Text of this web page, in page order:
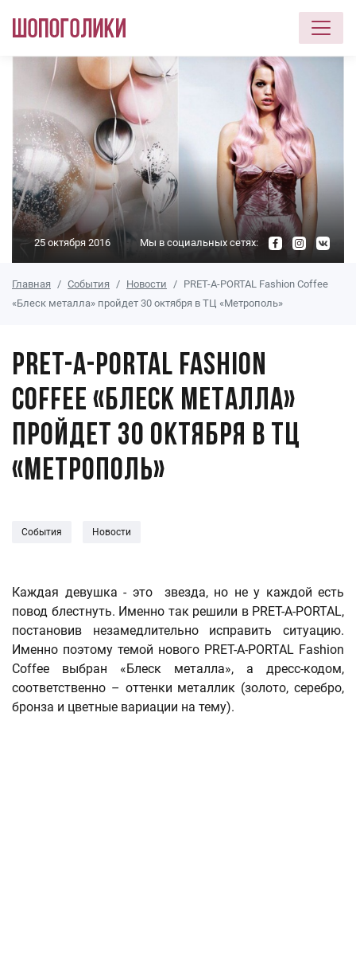
Перейти к основному содержанию
25 октября 2016 Мы в социальных сетях:
Главная События Новости
PRET-A-PORTAL Fashion Coffee
«Блеск металла» пройдет 30 октября в ТЦ «Метрополь»
PRET-A-PORTAL Fashion
Coffee «Блеск металла»
пройдет 30 октября в ТЦ
«Метрополь»
События Новости
Каждая девушка - это звезда, но не у каждой есть
повод блестнуть. Именно так решили в PRET-A-PORTAL,
постановив незамедлительно исправить ситуацию.
Именно поэтому темой нового PRET-A-PORTAL Fashion
Coffee выбран «Блеск металла», а дресс-кодом,
соответственно – оттенки металлик (золото, серебро,
бронза и цветные вариации на тему).